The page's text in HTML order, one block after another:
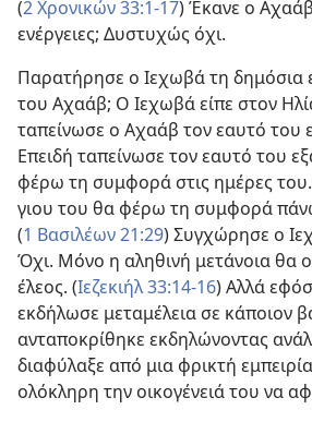
(2 Χρονικών 33:1-17) Έκανε ο
ενέργειες; Δυστυχώς όχι.
Παρατήρησε ο Ιεχωβά τη δημόσια
του Αχαάβ; Ο Ιεχωβά είπε στον
ταπείνωσε ο Αχαάβ τον εαυτό του
Επειδή ταπείνωσε τον εαυτό του
φέρω τη συμφορά στις ημέρες του.
γιου του θα φέρω τη συμφορά
(1 Βασιλέων 21:29) Συγχώρησε ο
Όχι. Μόνο η αληθινή μετάνοια θα
έλεος. (Ιεζεκιήλ 33:14-16) Αλλά
εκδήλωσε μεταμέλεια σε κάποιον
ανταποκρίθηκε εκδηλώνοντας
διαφύλαξε από μια φρικτή
ολόκληρη την οικογένειά του να